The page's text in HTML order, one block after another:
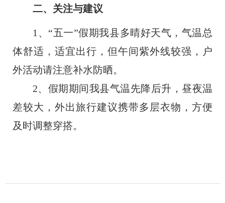
二、关注与建议
1 、 “五一”假期我县多晴好天气，气温总
体舒适，适宜出行，但午间紫外线较强，户
外活动请注意补水防晒。
2、 假期期间我县气温先降后升，昼夜温
差较大，外出旅行建议携带多层衣物，方便
及时调整穿搭。